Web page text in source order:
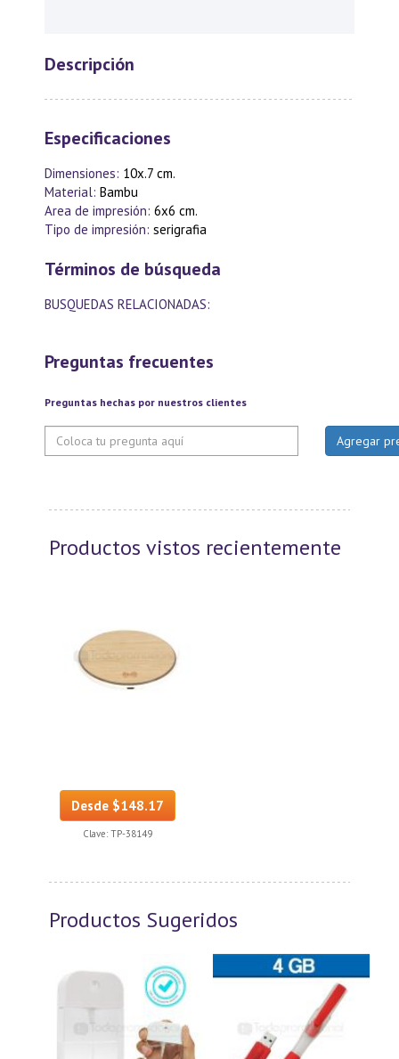
Descripción
Especificaciones
Dimensiones: 10x.7 cm.
Material: Bambu
Area de impresión: 6x6 cm.
Tipo de impresión: serigrafia
Términos de búsqueda
BUSQUEDAS RELACIONADAS:
Preguntas frecuentes
Preguntas hechas por nuestros clientes
Productos vistos recientemente
Desde $148.17
Clave: TP-38149
Productos Sugeridos